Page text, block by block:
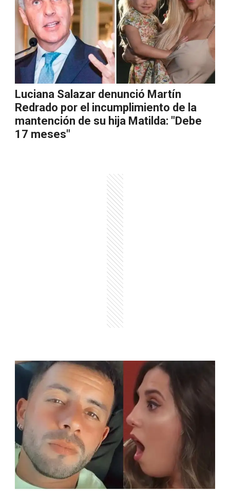
Luciana Salazar denunció Martín
Redrado por el incumplimiento de la
mantención de su hija Matilda: "Debe
17 meses"